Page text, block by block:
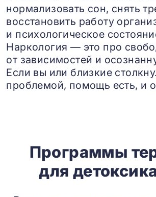
нормализовать сон, снять
восстановить работу
и психологическое
Наркология — это про
от зависимостей и
Если вы или близкие
проблемой, помощь есть, и
Программы
для